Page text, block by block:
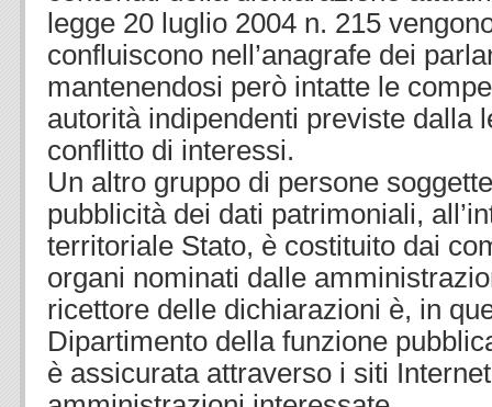
legge 20 luglio 2004 n. 215
confluiscono nell’anagrafe dei
mantenendosi però intatte le
autorità indipendenti previste dalla
conflitto di interessi.
Un altro gruppo di persone
pubblicità dei dati patrimoniali,
territoriale Stato, è costituito dai
organi nominati dalle
ricettore delle dichiarazioni è, in
Dipartimento della funzione
è assicurata attraverso i siti